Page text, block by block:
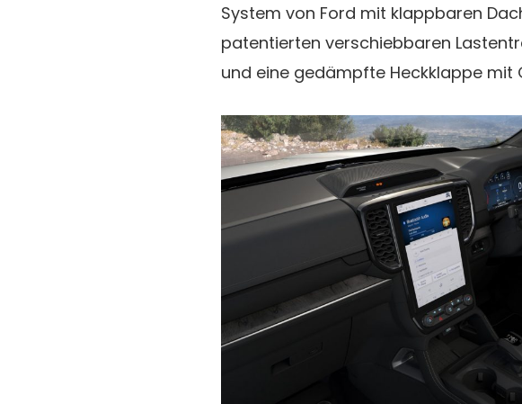
System von Ford mit klappbaren
patentierten verschiebbaren
und eine gedämpfte Heckklappe mit